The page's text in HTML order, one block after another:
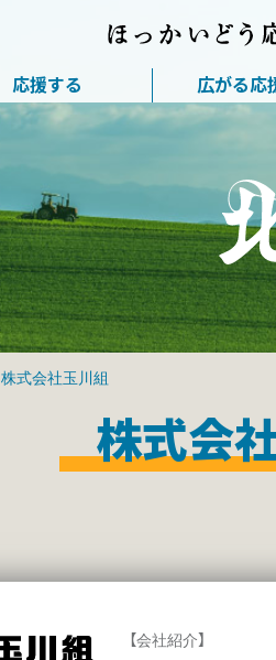
応援する 広がる応
株式会社玉川組
株式会
【会社紹介】